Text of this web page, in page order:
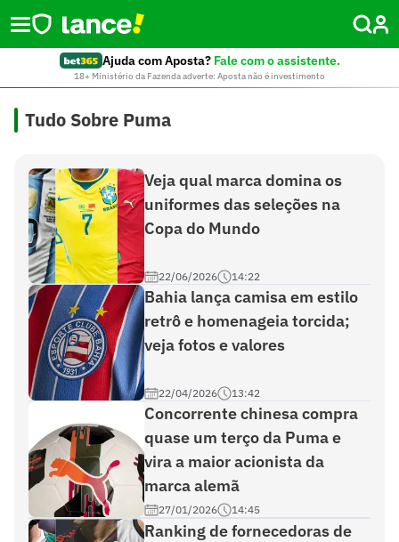
Ajuda com Aposta? Fale com o assistente.
18+ Ministério da Fazenda adverte: Aposta não é investimento
Tudo Sobre Puma
Veja qual marca domina os
uniformes das seleções na
Copa do Mundo
22/06/2026 14:22
Bahia lança camisa em estilo
retrô e homenageia torcida;
veja fotos e valores
22/04/2026 13:42
Concorrente chinesa compra
quase um terço da Puma e
vira a maior acionista da
marca alemã
27/01/2026 14:45
Ranking de fornecedoras de